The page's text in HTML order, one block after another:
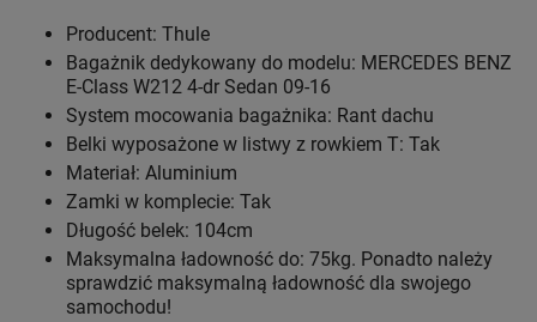
Producent: Thule
Bagażnik dedykowany do modelu: MERCEDES BENZ
E-Class W212 4-dr Sedan 09-16
System mocowania bagażnika: Rant dachu
Belki wyposażone w listwy z rowkiem T: Tak
Materiał: Aluminium
Zamki w komplecie: Tak
Długość belek: 104cm
Maksymalna ładowność do: 75kg. Ponadto należy
sprawdzić maksymalną ładowność dla swojego
samochodu!